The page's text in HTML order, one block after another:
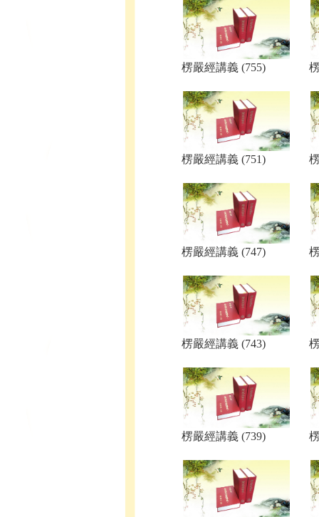
楞嚴經講義 (755)
楞嚴經講義 (751)
楞嚴經講義 (747)
楞嚴經講義 (743)
楞嚴經講義 (739)